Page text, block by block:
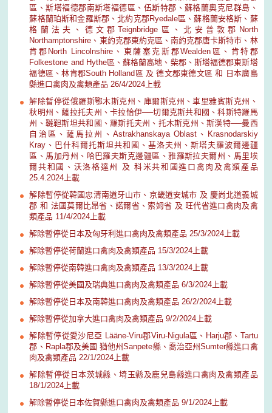
區、斯塔褔德郡南斯塔褔德區、伍斯特郡、蘇格蘭奧克尼群島、
蘇格蘭珀斯和金羅斯郡、北約克郡Ryedale區、蘇格蘭安格斯、蘇
格蘭法夫、德文郡Teignbridge區、北安普敦郡North
Northamptonshire、東約克郡東約克區、南約克郡唐卡斯特市、林
肯郡North Lincolnshire、東薩塞克斯郡Wealden區、肯特郡
Folkestone and Hythe區、蘇格蘭高地、柴郡、斯塔褔德郡東斯塔
褔德區、林肯郡South Holland區 及 德文郡東德文區 和 日本廣島
縣進口禽肉及禽類產品 26/4/2024上載
解除暫停從俄羅斯鄂木斯克州、庫爾斯克州、車里雅賓斯克州、
秋明州、薩拉托夫州、卡拉恰伊──切爾克斯共和國、科斯特羅馬
州、韃靼斯坦共和國、羅斯托夫州、托木斯克州、斯漢特──曼西
自治區、薩馬拉州、Astrakhanskaya Oblast、Krasnodarskiy
Kray、巴什科爾托斯坦共和國、基洛夫州、斯塔夫羅波爾邊疆
區、馬加丹州、哈巴羅夫斯克邊疆區、雅羅斯拉夫爾州、馬里埃
爾共和國、沃洛格達州 及 科米共和國進口禽肉及禽類產品
25.4.2024上載
解除暫停從韓國忠清南道牙山市、京畿道安城市 及 慶尚北道義城
郡 和 法國莫爾比昂省、諾爾省、索姆省 及 旺代省進口禽肉及禽
類產品 11/4/2024上載
解除暫停從日本及匈牙利進口禽肉及禽類產品 25/3/2024上載
解除暫停從荷蘭進口禽肉及禽類產品 15/3/2024上載
解除暫停從南韓進口禽肉及禽類產品 13/3/2024上載
解除暫停從美國及瑞典進口禽肉及禽類產品 6/3/2024上載
解除暫停從日本及南韓進口禽肉及禽類產品 26/2/2024上載
解除暫停從加拿大進口禽肉及禽類產品 9/2/2024上載
解除暫停從愛沙尼亞 Lääne-Viru郡Viru-Nigula區、Harju郡、Tartu
郡、Rapla郡及美國 猶他州Sanpete縣、喬治亞州Sumter縣進口禽
肉及禽類產品 22/1/2024上載
解除暫停從日本茨城縣、埼玉縣及鹿兒島縣進口禽肉及禽類產品
18/1/2024上載
解除暫停從日本佐賀縣進口禽肉及禽類產品 9/1/2024上載